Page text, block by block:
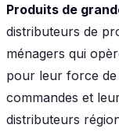
Produits de
distributeurs de
ménagers qui
pour leur force de
commandes et
distributeurs